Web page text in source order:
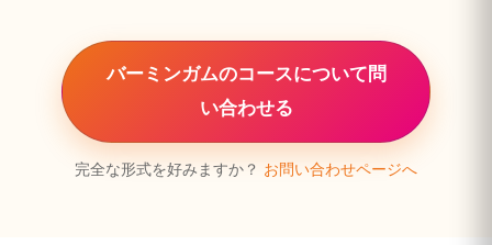
バーミンガムのコースについて問
い合わせる
完全な形式を好みますか？ お問い合わせページへ